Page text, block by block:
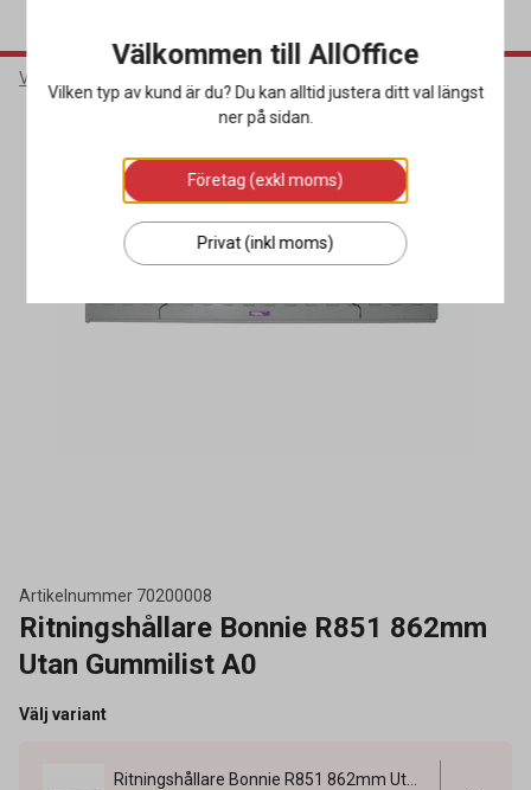
Varumärken
Artikelnummer 70200008
Ritningshållare Bonnie R851 862mm
Utan Gummilist A0
Välj variant
Ritningshållare Bonnie R851 862mm Utan Gummilist A0
Välkommen till AllOffice
Vilken typ av kund är du? Du kan alltid justera ditt val längst
ner på sidan.
Företag (exkl moms)
Privat (inkl moms)